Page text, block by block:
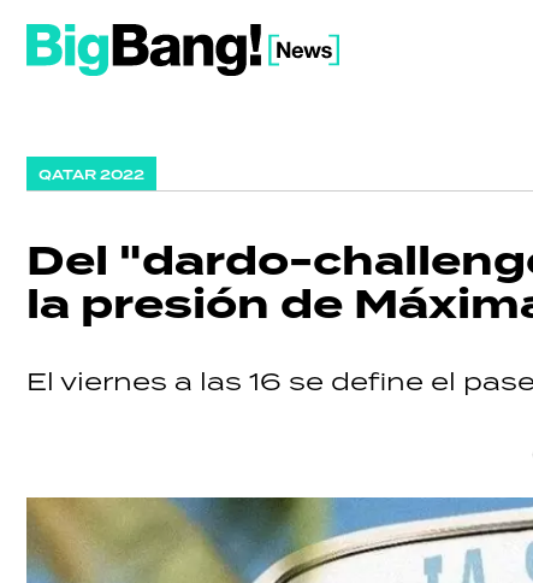
QATAR 2022
Del "dardo-
la presión de
El viernes a las 16 se define el